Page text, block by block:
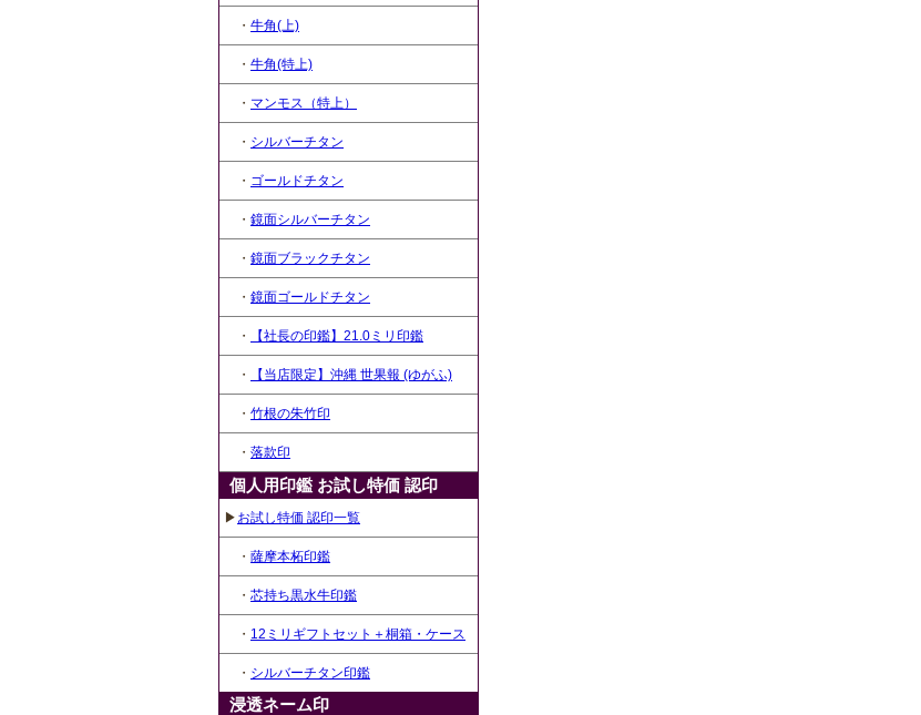
・ 牛角(上)
・ 牛角(特上)
・ マンモス（特上）
・ シルバーチタン
・ ゴールドチタン
・ 鏡面シルバーチタン
・ 鏡面ブラックチタン
・ 鏡面ゴールドチタン
・ 【社長の印鑑】21.0ミリ印鑑
・ 【当店限定】沖縄 世果報 (ゆがふ)
・ 竹根の朱竹印
・ 落款印
個人用印鑑 お試し特価 認印
▶ お試し特価 認印一覧
・ 薩摩本柘印鑑
・ 芯持ち黒水牛印鑑
・ 12ミリギフトセット＋桐箱・ケース
・ シルバーチタン印鑑
浸透ネーム印